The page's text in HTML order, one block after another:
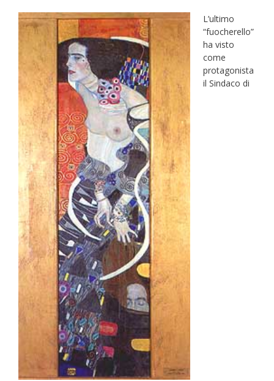
L’ultimo
“fuocherello”
ha visto
come
protagonista
il Sindaco di